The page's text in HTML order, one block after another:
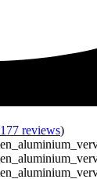
177 reviews)